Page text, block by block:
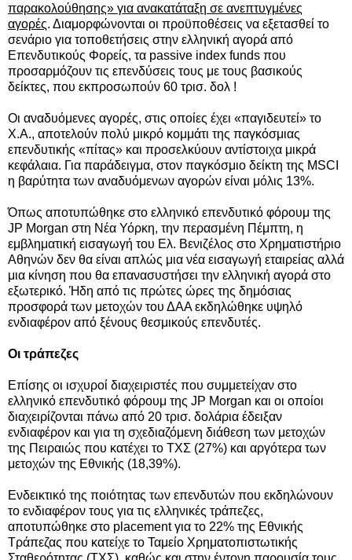
παρακολούθησης» για ανακατάταξη σε ανεπτυγμένες
αγορές. Διαμορφώνονται οι προϋποθέσεις να εξετασθεί το
σενάριο για τοποθετήσεις στην ελληνική αγορά από
Επενδυτικούς Φορείς, τα passive index funds που
προσαρμόζουν τις επενδύσεις τους με τους βασικούς
δείκτες, που εκπροσωπούν 60 τρισ. δολ !
Οι αναδυόμενες αγορές, στις οποίες έχει «παγιδευτεί» το
Χ.Α., αποτελούν πολύ μικρό κομμάτι της παγκόσμιας
επενδυτικής «πίτας» και προσελκύουν αντίστοιχα μικρά
κεφάλαια. Για παράδειγμα, στον παγκόσμιο δείκτη της MSCI
η βαρύτητα των αναδυόμενων αγορών είναι μόλις 13%.
Όπως αποτυπώθηκε στο ελληνικό επενδυτικό φόρουμ της
JP Morgan στη Νέα Υόρκη, την περασμένη Πέμπτη, η
εμβληματική εισαγωγή του Ελ. Βενιζέλος στο Χρηματιστήριο
Αθηνών δεν θα είναι απλώς μια νέα εισαγωγή εταιρείας αλλά
μια κίνηση που θα επανασυστήσει την ελληνική αγορά στο
εξωτερικό. Ήδη από τις πρώτες ώρες της δημόσιας
προσφορά των μετοχών του ΔΑΑ εκδηλώθηκε υψηλό
ενδιαφέρον από ξένους θεσμικούς επενδυτές.
Οι τράπεζες
Επίσης οι ισχυροί διαχειριστές που συμμετείχαν στο
ελληνικό επενδυτικό φόρουμ της JP Morgan και οι οποίοι
διαχειρίζονται πάνω από 20 τρισ. δολάρια έδειξαν
ενδιαφέρον και για τη σχεδιαζόμενη διάθεση των μετοχών
της Πειραιώς που κατέχει το ΤΧΣ (27%) και αργότερα των
μετοχών της Εθνικής (18,39%).
Ενδεικτικό της ποιότητας των επενδυτών που εκδηλώνουν
το ενδιαφέρον τους για τις ελληνικές τράπεζες,
αποτυπώθηκε στο placement για το 22% της Εθνικής
Τράπεζας που κατείχε το Ταμείο Χρηματοπιστωτικής